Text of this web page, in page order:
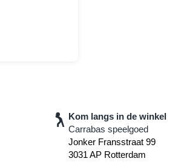
Kom langs in de winkel
Carrabas speelgoed
Jonker Fransstraat 99
3031 AP Rotterdam